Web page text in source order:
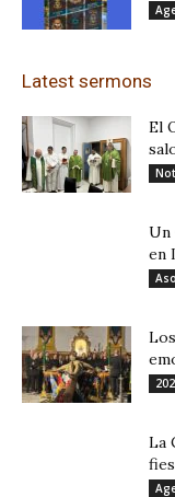
Latest sermons
El
Un
en
La